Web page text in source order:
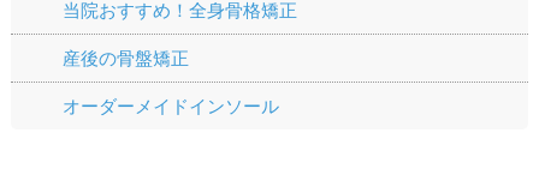
当院おすすめ！全身骨格矯正
産後の骨盤矯正
オーダーメイドインソール